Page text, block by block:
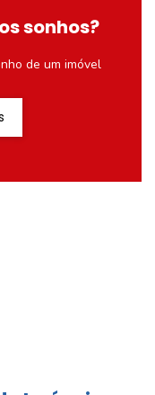
sonhos?
de um imóvel